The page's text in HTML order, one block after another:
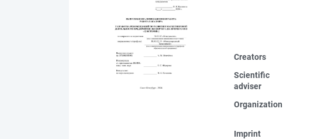
Creators
Scientific
adviser
Organization
Imprint